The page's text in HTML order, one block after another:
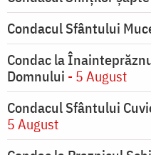
Condacul Sfântului
Condac la
Domnului - 5 August
Condacul Sfântului
5 August